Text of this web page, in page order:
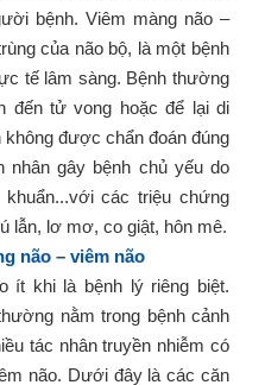
bệnh. Viêm màng não –
của não bộ, là một bệnh
tế lâm sàng. Bệnh thường
đến tử vong hoặc để lại di
được chẩn đoán đúng
nhân gây bệnh chủ yếu do
các triệu chứng
lẫn, lơ mơ, co giật, hôn mê.
não – viêm não
ít khi là bệnh lý riêng biệt.
nằm trong bệnh cảnh
tác nhân truyền nhiễm có
não. Dưới đây là các căn